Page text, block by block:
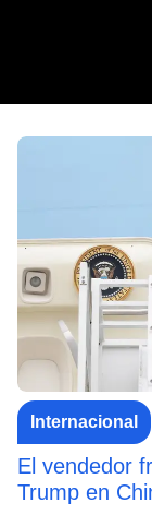
Internacional
El vendedor
Trump en